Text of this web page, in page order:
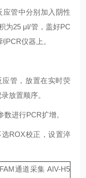
管中分别加入阴性
为25 μl/管，盖好PC
PCR仪器上。
应管，放置在实时荧
放置顺序。
数进行PCR扩增。
ROX校正，设置淬
FAM通道采集 AIV-H5